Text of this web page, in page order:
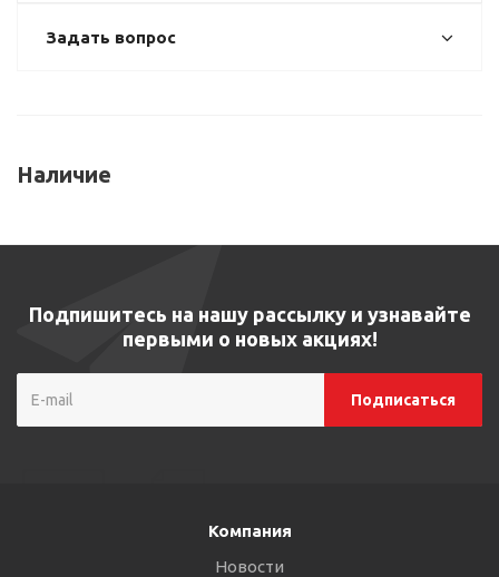
Задать вопрос
Наличие
Подпишитесь на нашу рассылку и узнавайте
первыми о новых акциях!
Компания
Новости